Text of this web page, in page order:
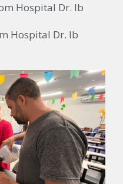
Hospital Dr. Ib
Hospital Dr. Ib